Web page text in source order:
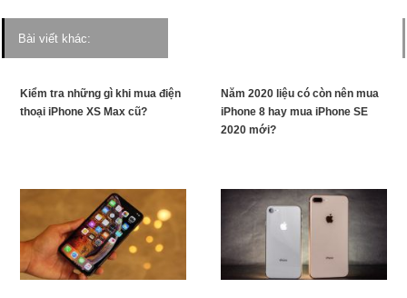
Bài viết khác:
Kiểm tra những gì khi mua điện
thoại iPhone XS Max cũ?
Năm 2020 liệu có còn nên mua
iPhone 8 hay mua iPhone SE
2020 mới?